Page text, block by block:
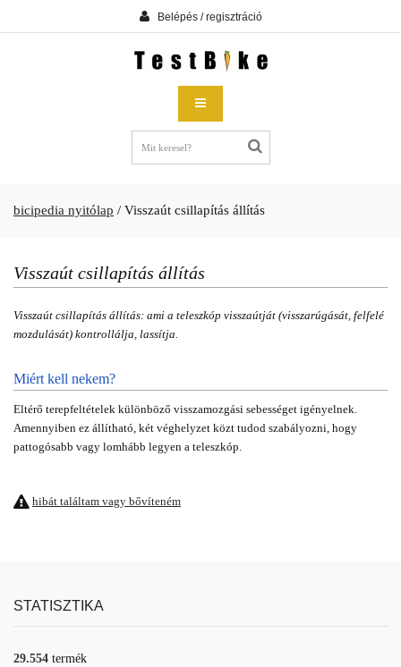
Belépés / regisztráció
bicipedia nyitólap / Visszaút csillapítás állítás
Visszaút csillapítás állítás
Visszaút csillapítás állítás: ami a teleszkóp visszaútját (visszarúgását, felfelé
mozdulását) kontrollálja, lassítja.
Miért kell nekem?
Eltérő terepfeltételek különböző visszamozgási sebességet igényelnek.
Amennyiben ez állítható, két véghelyzet közt tudod szabályozni, hogy
pattogósabb vagy lomhább legyen a teleszkóp.
hibát találtam vagy bővíteném
STATISZTIKA
29.554 termék